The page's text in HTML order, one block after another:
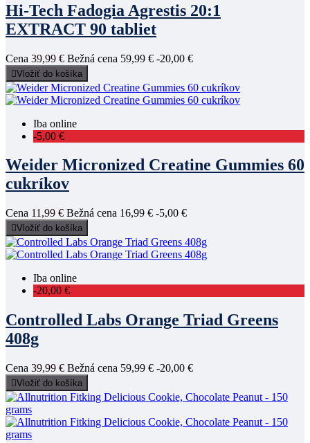
Hi-Tech Fadogia Agrestis 20:1
EXTRACT 90 tabliet
Cena 39,99 € Bežná cena 59,99 € -20,00 €
Vložiť do košíka
Iba online
-5,00 €
Weider Micronized Creatine Gummies 60
cukríkov
Cena 11,99 € Bežná cena 16,99 € -5,00 €
Vložiť do košíka
Iba online
-20,00 €
Controlled Labs Orange Triad Greens
408g
Cena 39,99 € Bežná cena 59,99 € -20,00 €
Vložiť do košíka